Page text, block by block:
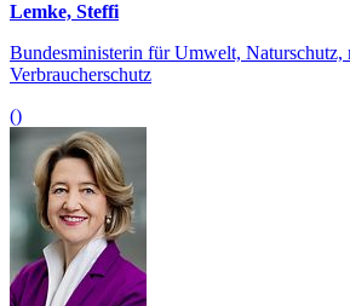
Lemke, Steffi
Bundesministerin für Umwelt, Naturschutz,
Verbraucherschutz
()